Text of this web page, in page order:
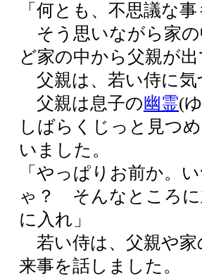
「何とも、不思議な
そう思いながら家
ど家の中から父親が
父親は、若い侍に気
父親は息子の 幽霊(
しばらくじっと見つ
いました。
「やっぱりお前か。
ゃ？ そんなところに
に入れ」
若い侍は、父親や家
来事を話しました。